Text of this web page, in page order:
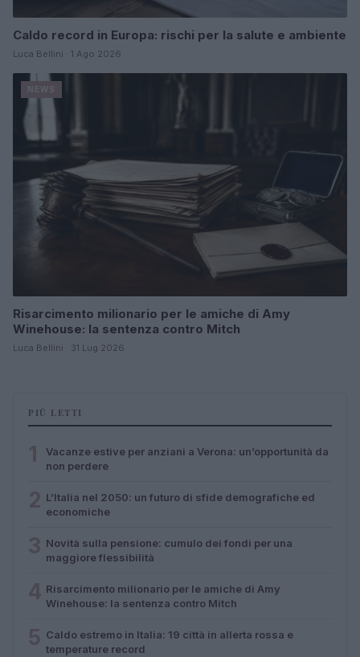
Caldo record in Europa: rischi per la salute e ambiente
Luca Bellini · 1 Ago 2026
Risarcimento milionario per le amiche di Amy
Winehouse: la sentenza contro Mitch
Luca Bellini · 31 Lug 2026
PIÙ LETTI
Vacanze estive per anziani a Verona: un’opportunità da
non perdere
L’Italia nel 2050: un futuro di sfide demografiche ed
economiche
Novità sulla pensione: cumulo dei fondi per una
maggiore flessibilità
Risarcimento milionario per le amiche di Amy
Winehouse: la sentenza contro Mitch
Caldo estremo in Italia: 19 città in allerta rossa e
temperature record